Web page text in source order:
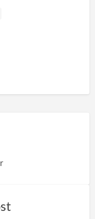
ID